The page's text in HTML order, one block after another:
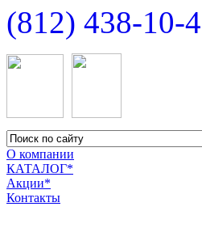
(812) 438-10-
О компании
КАТАЛОГ*
Акции*
Контакты